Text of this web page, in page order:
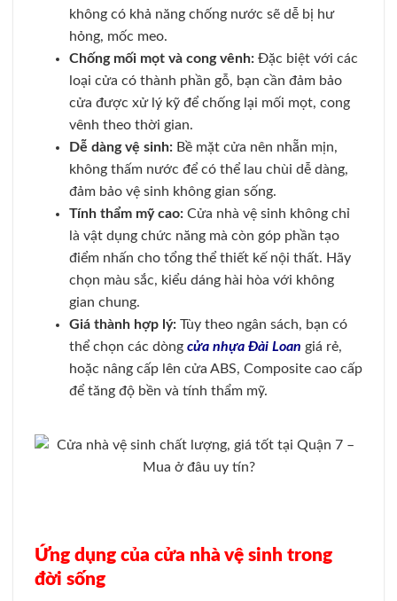
không có khả năng chống nước sẽ dễ bị hư
hỏng, mốc meo.
Chống mối mọt và cong vênh: Đặc biệt với các
loại cửa có thành phần gỗ, bạn cần đảm bảo
cửa được xử lý kỹ để chống lại mối mọt, cong
vênh theo thời gian.
Dễ dàng vệ sinh: Bề mặt cửa nên nhẵn mịn,
không thấm nước để có thể lau chùi dễ dàng,
đảm bảo vệ sinh không gian sống.
Tính thẩm mỹ cao: Cửa nhà vệ sinh không chỉ
là vật dụng chức năng mà còn góp phần tạo
điểm nhấn cho tổng thể thiết kế nội thất. Hãy
chọn màu sắc, kiểu dáng hài hòa với không
gian chung.
Giá thành hợp lý: Tùy theo ngân sách, bạn có
thể chọn các dòng cửa nhựa Đài Loan giá rẻ,
hoặc nâng cấp lên cửa ABS, Composite cao cấp
để tăng độ bền và tính thẩm mỹ.
Ứng dụng của cửa nhà vệ sinh trong
đời sống